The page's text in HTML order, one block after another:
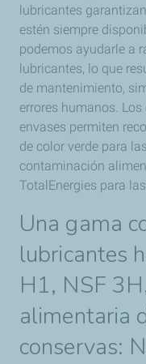
lubricantes
estén siempre
podemos ayudarle a
lubricantes, lo que
de mantenimiento,
errores humanos.
envases permiten
de color verde para
contaminación
TotalEnergies para
Una gama
lubricantes
H1, NSF
alimentaria
conservas: